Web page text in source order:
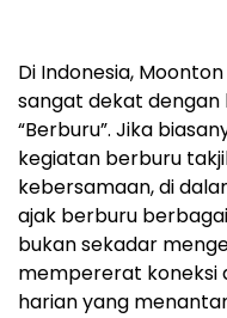
Di Indonesia,
sangat dekat dengan
“Berburu”. Jika
kegiatan berburu
kebersamaan, di
ajak berburu
bukan sekadar
mempererat koneksi
harian yang